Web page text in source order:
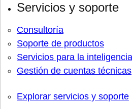
Servicios y soporte
Consultoría
Soporte de productos
Servicios para la
Gestión de cuentas técnicas
Explorar servicios y soporte